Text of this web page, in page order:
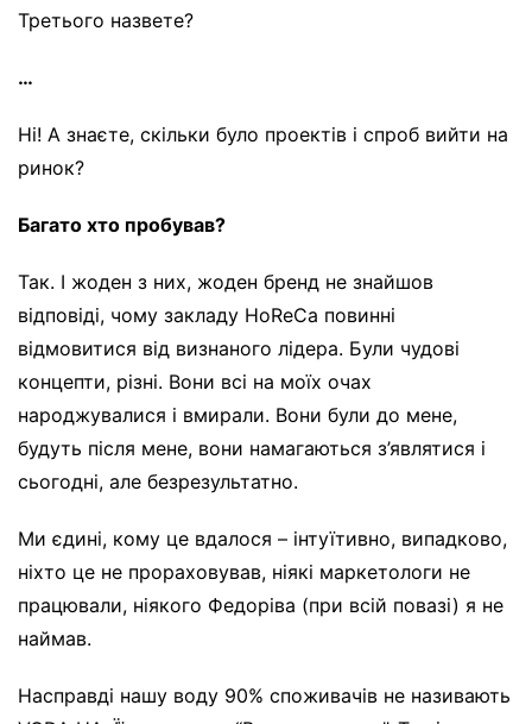
Третього назвете?
…
Ні! А знаєте, скільки було проектів і спроб вийти на
ринок?
Багато хто пробував?
Так. І жоден з них, жоден бренд не знайшов
відповіді, чому закладу HoReCa повинні
відмовитися від визнаного лідера. Були чудові
концепти, різні. Вони всі на моїх очах
народжувалися і вмирали. Вони були до мене,
будуть після мене, вони намагаються з’являтися і
сьогодні, але безрезультатно.
Ми єдині, кому це вдалося – інтуїтивно, випадково,
ніхто це не прораховував, ніякі маркетологи не
працювали, ніякого Федоріва (при всій повазі) я не
наймав.
Насправді нашу воду 90% споживачів не називають